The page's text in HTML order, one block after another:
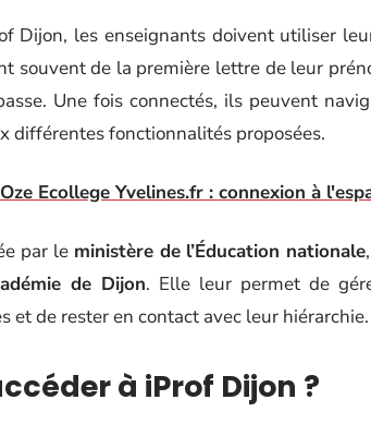
Dijon, les enseignants doivent utiliser
souvent de la première lettre de leur
Une fois connectés, ils peuvent
différentes fonctionnalités proposées.
Oze Ecollege Yvelines.fr : connexion à
par le ministère de l’Éducation nationale
de Dijon. Elle leur permet de
et de rester en contact avec leur hiérarchie.
à iProf Dijon ?